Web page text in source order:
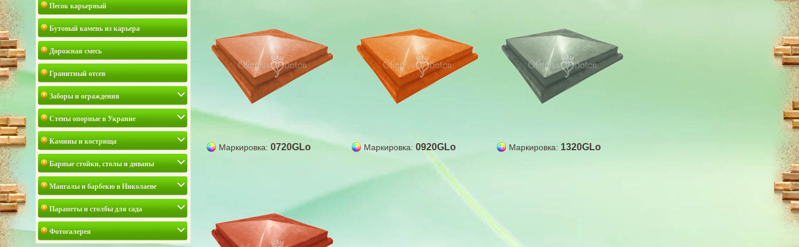
Песок карьерный
Бутовый камень из карьера
Дорожная смесь
Гранитный отсев
Заборы и ограждения
Стены опорные в Украине
Камины и кострища
Барные стойки, столы и диваны
Мангалы и барбекю в Николаеве
Парапеты и столбы для сада
Фотогалерея
Маркировка: 0720GLo Маркировка: 0920GLo Маркировка: 1320GLo